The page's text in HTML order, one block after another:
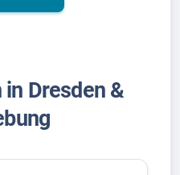
Dresden &